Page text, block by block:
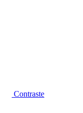
Contraste